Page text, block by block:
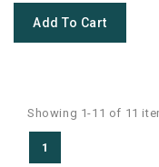
Add To Cart
Showing 1-11 of 11
1